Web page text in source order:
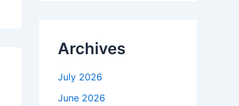
Archives
July 2026
June 2026